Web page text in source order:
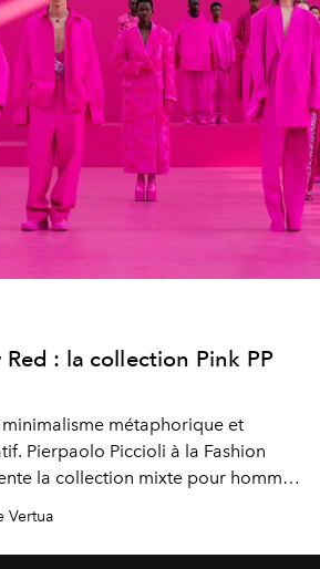
: la collection Pink PP
métaphorique et
Pierpaolo Piccioli à la Fashion
la collection mixte pour homme
2022-23.
Vertua